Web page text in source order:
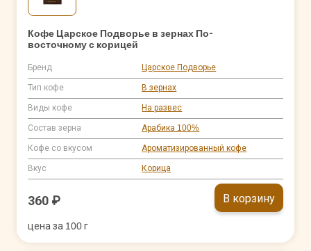
Кофе Царское Подворье в зернах По-
восточному с корицей
Бренд Царское Подворье
Тип кофе В зернах
Виды кофе На развес
Состав зерна Арабика 100%
Кофе со вкусом Ароматизированный кофе
Вкус Корица
360 ₽ В корзину
цена за 100 г